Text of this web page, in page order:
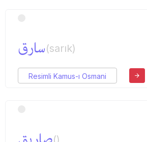
سارق(sarık)
Resimli Kamus-ı Osmani
()